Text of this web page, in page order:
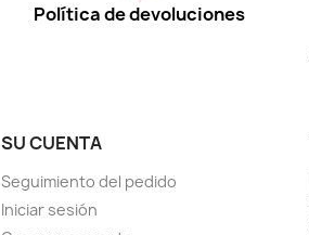
Política de devoluciones
SU CUENTA
Seguimiento del pedido
Iniciar sesión